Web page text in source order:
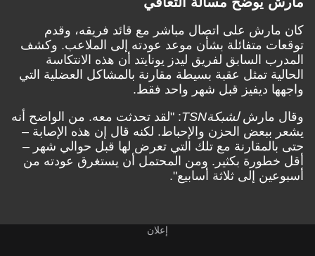
كان مارش على اتصال مباشر مع قائد فريقه، وقدم
توقعات متفائلة بشأن موعد عودته إلى الملاعب. وكشف
المدرب السابق لفريق ليدز يونايتد أن هذه الانتكاسة
الحالية تمثل عقبة بسيطة مقارنة بالمشاكل العضلية التي
واجهها ديفيز قبل شهر واحد فقط.
وقال مارشلشبكةTSN: "لقد تحدثت معه. من الواضح أنه
يشعر ببعض الحزن والإحباط. لكنه قال إن هذه الإصابة –
حتى بالمقارنة مع تلك التي تعرض لها قبل حوالي شهر –
أقل خطورة بكثير. ومن المحتمل أن يستغرق عودته من
أسبوعين إلى ثلاثة أسابيع".